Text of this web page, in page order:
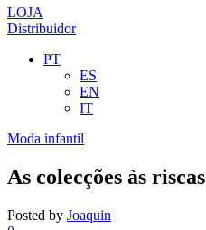
LOJA
Distribuidor
PT
ES
EN
IT
Moda infantil
As colecções às riscas
Posted by Joaquin